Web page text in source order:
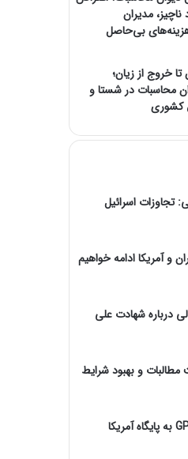
مدیران
بی‌حاصل
تا خروج از زیان؛
محاسبات در شستا و
کشوری
تجاوزات اسرائیل
و آمریکا ادامه خواهیم
درباره شهادت علی
مطالبات و بهبود شرایط